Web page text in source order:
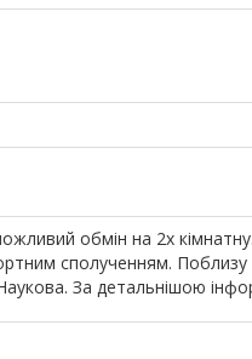
обмін на 2х
сполученням.
За детальнішою